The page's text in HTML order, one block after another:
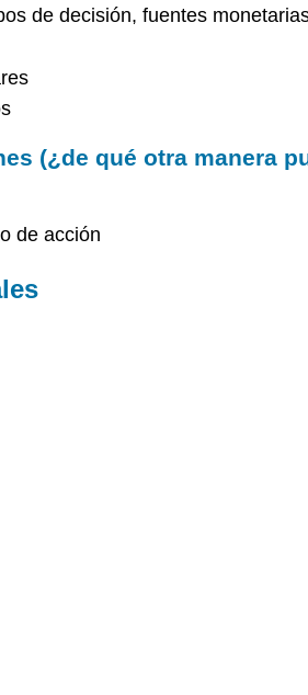
de decisión, fuentes
(¿de qué otra manera
de acción